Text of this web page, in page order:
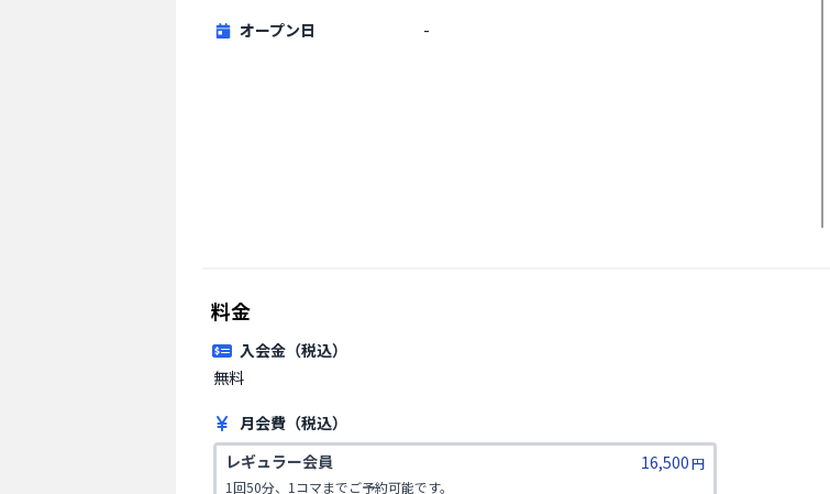
オープン日
-
料金
入会金（税込）
無料
月会費（税込）
レギュラー会員
16,500円
1回50分、1コマまでご予約可能です。